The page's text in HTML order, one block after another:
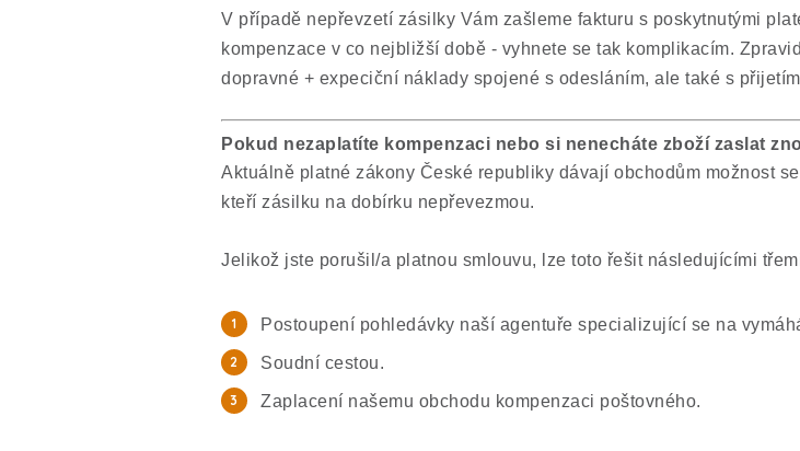
V případě nepřevzetí zásilky Vám zašleme fakturu s poskytnutými
kompenzace v co nejbližší době - vyhnete se tak komplikacím.
dopravné + expeciční náklady spojené s odesláním, ale také s
Pokud nezaplatíte kompenzaci nebo si nenecháte zboží zaslat
Aktuálně platné zákony České republiky dávají obchodům možnost
kteří zásilku na dobírku nepřevezmou.
Jelikož jste porušil/a platnou smlouvu, lze toto řešit následujícími
Postoupení pohledávky naší agentuře specializující se na
Soudní cestou.
Zaplacení našemu obchodu kompenzaci poštovného.